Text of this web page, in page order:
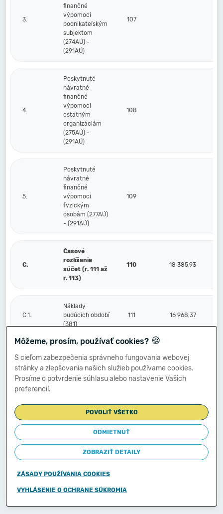
3.
finančné
výpomoci
podnikateľským
subjektom
(274AÚ) -
(291AÚ)
107
4.
Poskytnuté
návratné
finančné
výpomoci
ostatným
organizáciám
(275AÚ) -
(291AÚ)
108
5.
Poskytnuté
návratné
finančné
výpomoci
fyzickým
osobám (277AÚ)
- (291AÚ)
109
C.
Časové
rozlíšenie
súčet (r. 111 až
r. 113)
110 18 385,93
C.1.
Náklady
budúcich období
(381)
111 16 968,37
2.
náklady
budúcich období
(382)
112
Príjmy budúcich
období (385)
113
Vzťahy k účtom
klientov
Štátnej
pokladnice
skupina 20)
Môžeme, prosím, používať cookies? 🍪
S cieľom zabezpečenia správneho fungovania webovej
stránky a zlepšovania našich služieb používame cookies.
Prosíme o potvrdenie súhlasu alebo nastavenie Vašich
preferencií.
POVOLIŤ VŠETKO
ODMIETNUŤ
ZOBRAZIŤ DETAILY
ZÁSADY POUŽÍVANIA COOKIES
VYHLÁSENIE O OCHRANE SÚKROMIA